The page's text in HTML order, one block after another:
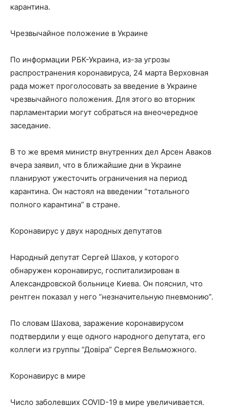
карантина.
Чрезвычайное положение в Украине
По информации РБК-Украина, из-за угрозы
распространения коронавируса, 24 марта Верховная
рада может проголосовать за введение в Украине
чрезвычайного положения. Для этого во вторник
парламентарии могут собраться на внеочередное
заседание.
В то же время министр внутренних дел Арсен Аваков
вчера заявил, что в ближайшие дни в Украине
планируют ужесточить ограничения на период
карантина. Он настоял на введении “тотального
полного карантина” в стране.
Коронавирус у двух народных депутатов
Народный депутат Сергей Шахов, у которого
обнаружен коронавирус, госпитализирован в
Александровской больнице Киева. Он пояснил, что
рентген показал у него “незначительную пневмонию”.
По словам Шахова, заражение коронавирусом
подтвердили у еще одного народного депутата, его
коллеги из группы “Довіра” Сергея Вельможного.
Коронавирус в мире
Число заболевших COVID-19 в мире увеличивается.